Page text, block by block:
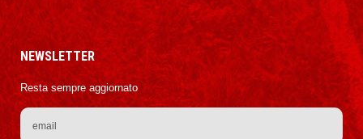
NEWSLETTER
Resta sempre aggiornato